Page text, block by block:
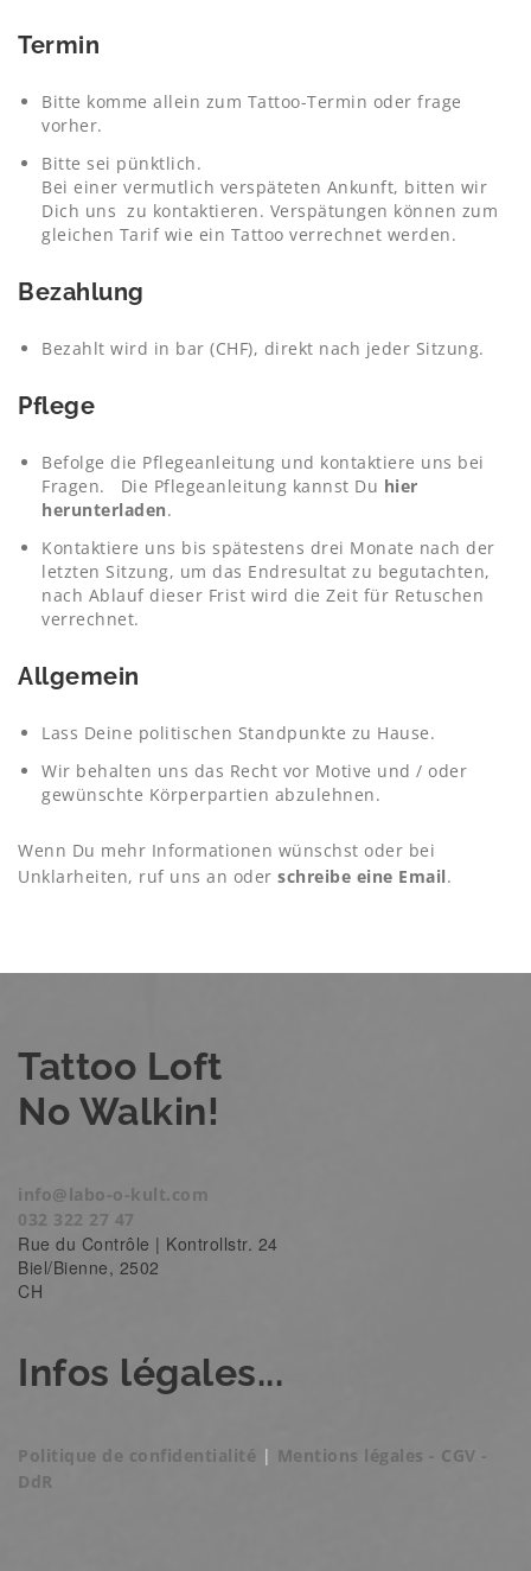
Termin
Bitte komme allein zum Tattoo-Termin oder frage
vorher.
Bitte sei pünktlich.
Bei einer vermutlich verspäteten Ankunft, bitten wir
Dich uns zu kontaktieren. Verspätungen können zum
gleichen Tarif wie ein Tattoo verrechnet werden.
Bezahlung
Bezahlt wird in bar (CHF), direkt nach jeder Sitzung.
Pflege
Befolge die Pflegeanleitung und kontaktiere uns bei
Fragen. Die Pflegeanleitung kannst Du hier
herunterladen.
Kontaktiere uns bis spätestens drei Monate nach der
letzten Sitzung, um das Endresultat zu begutachten,
nach Ablauf dieser Frist wird die Zeit für Retuschen
verrechnet.
Allgemein
Lass Deine politischen Standpunkte zu Hause.
Wir behalten uns das Recht vor Motive und / oder
gewünschte Körperpartien abzulehnen.
Wenn Du mehr Informationen wünschst oder bei
Unklarheiten, ruf uns an oder schreibe eine Email.
Tattoo Loft
No Walkin!
info@labo-o-kult.com
032 322 27 47
Rue du Contrôle | Kontrollstr. 24
Biel/Bienne, 2502
CH
Infos légales...
Politique de confidentialité | Mentions légales - CGV -
DdR